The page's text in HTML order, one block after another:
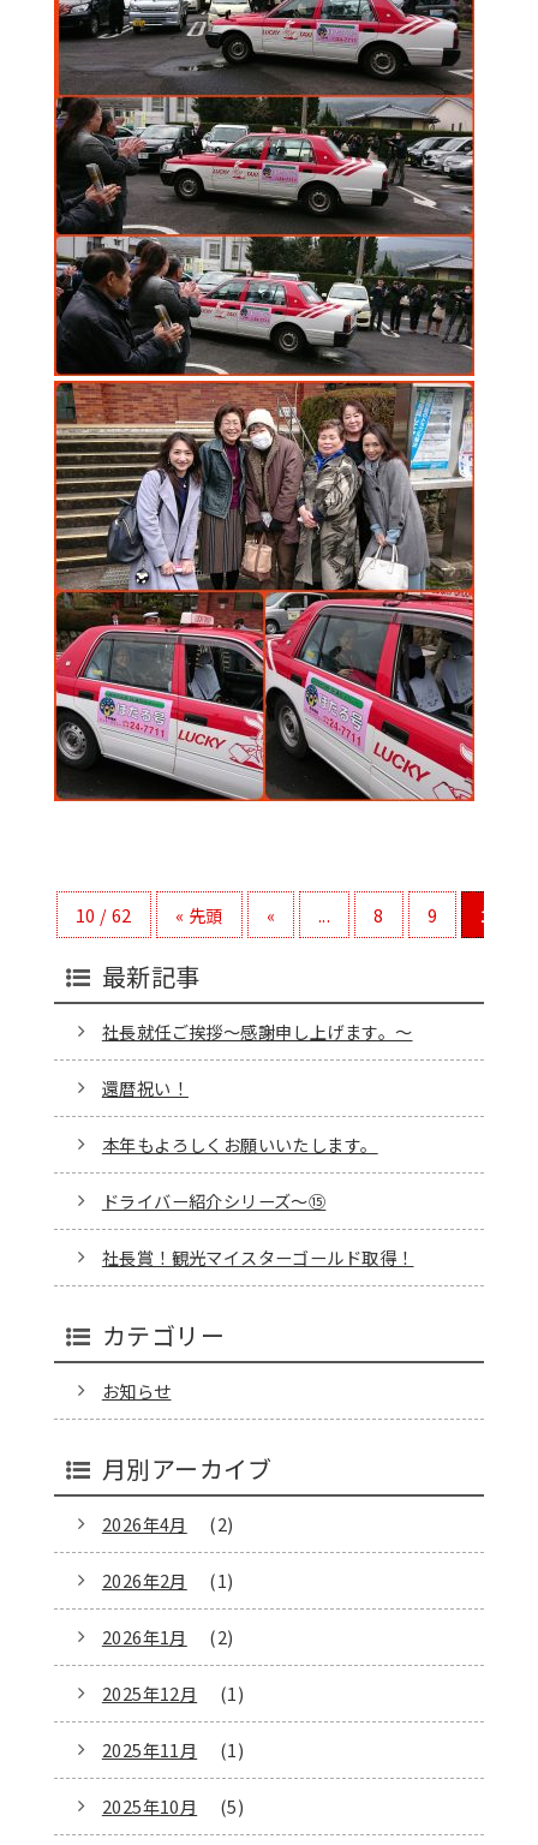
10 / 62 « 先頭 « ... 8 9 10
最新記事
社長就任ご挨拶～感謝申し上げます。～
還暦祝い！
本年もよろしくお願いいたします。
ドライバー紹介シリーズ～⑮
社長賞！観光マイスターゴールド取得！
カテゴリー
お知らせ
月別アーカイブ
2026年4月 (2)
2026年2月 (1)
2026年1月 (2)
2025年12月 (1)
2025年11月 (1)
2025年10月 (5)